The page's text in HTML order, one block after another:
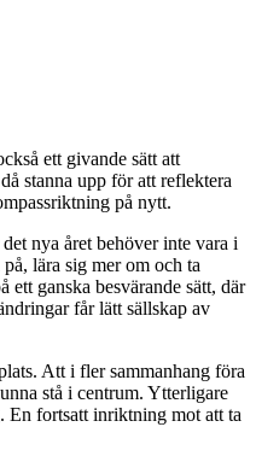
ett givande sätt att
stanna upp för att reflektera
på nytt.
nya året behöver inte vara i
lära sig mer om och ta
ganska besvärande sätt, där
får lätt sällskap av
Att i fler sammanhang föra
stå i centrum. Ytterligare
En fortsatt inriktning mot att ta